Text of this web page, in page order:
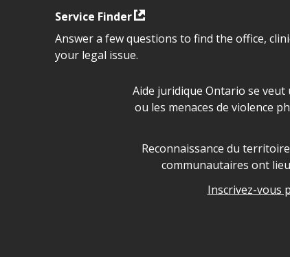
Service Finder
Answer a few questions to find the office,
your legal issue.
Déclaration sur la sécurité
Aide juridique Ontario se
ou les menaces de violence
Legal Aid Ontario land
Reconnaissance du
communautaires ont
Inscrivez-vous